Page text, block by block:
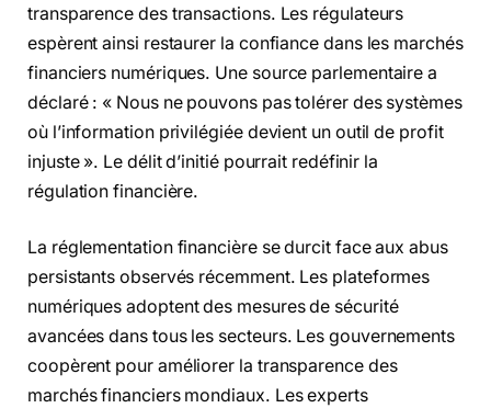
transparence des transactions. Les régulateurs
espèrent ainsi restaurer la confiance dans les marchés
financiers numériques. Une source parlementaire a
déclaré : « Nous ne pouvons pas tolérer des systèmes
où l’information privilégiée devient un outil de profit
injuste ». Le délit d’initié pourrait redéfinir la
régulation financière.
La réglementation financière se durcit face aux abus
persistants observés récemment. Les plateformes
numériques adoptent des mesures de sécurité
avancées dans tous les secteurs. Les gouvernements
coopèrent pour améliorer la transparence des
marchés financiers mondiaux. Les experts